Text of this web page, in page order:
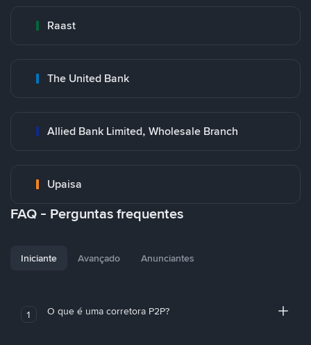
Raast
The United Bank
Allied Bank Limited, Wholesale Branch
Upaisa
FAQ - Perguntas frequentes
Iniciante Avançado Anunciantes
1 O que é uma corretora P2P?